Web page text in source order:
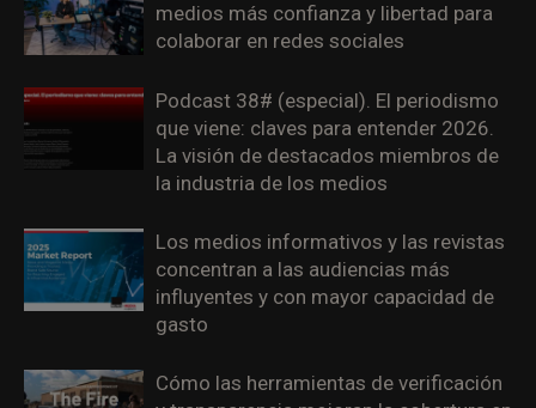
medios más confianza y libertad para
colaborar en redes sociales
Podcast 38# (especial). El periodismo
que viene: claves para entender 2026.
La visión de destacados miembros de
la industria de los medios
Los medios informativos y las revistas
concentran a las audiencias más
influyentes y con mayor capacidad de
gasto
Cómo las herramientas de verificación